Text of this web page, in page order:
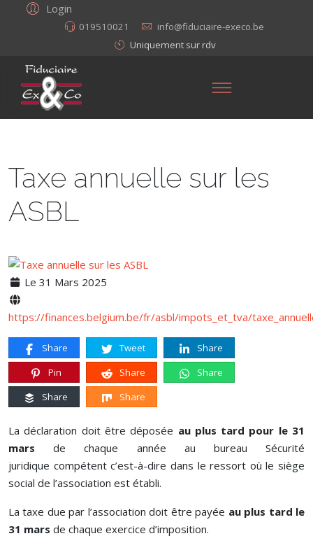
Login
019510021
info@fiduciaire-execo.be
Uniquement sur rdv
Taxe annuelle sur les
ASBL
Le 31 Mars 2025
https://finances.belgium.be/fr/asbl/impots_et_tva/
Share Tweet
Share
Pin
Share
Share
Share
Share
La déclaration doit être déposée au plus tard pour le 31
mars de chaque année au bureau Sécurité
juridique compétent c’est-à-dire dans le ressort où le siège
social de l’association est établi.
La taxe due par l’association doit être payée au plus tard le
31 mars de chaque exercice d’imposition.